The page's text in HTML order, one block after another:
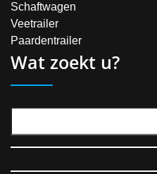
Schaftwagen
Veetrailer
Paardentrailer
Wat zoekt u?